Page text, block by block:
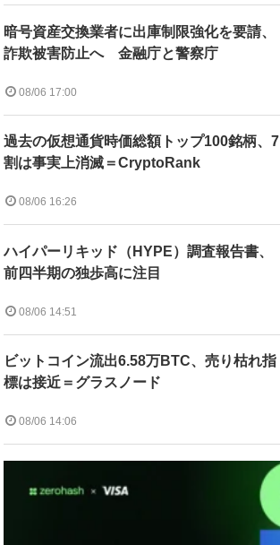
暗号資産交換業者に出庫制限強化を要請、
詐欺被害防止へ 金融庁と警察庁
08/06 17:00
過去の仮想通貨時価総額トップ100銘柄、7
割は事実上消滅＝CryptoRank
08/06 16:26
ハイパーリキッド（HYPE）調査報告書、
前四半期の独歩高に注目
08/06 14:51
ビットコイン流出6.58万BTC、売り枯れ指
標は接近＝グラスノード
08/06 14:06